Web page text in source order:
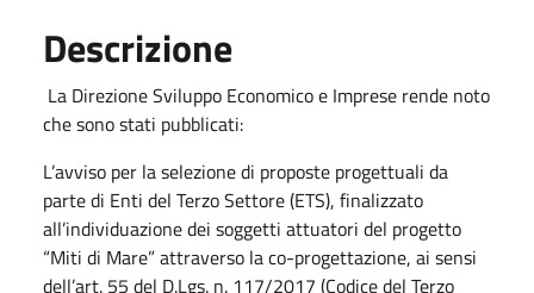
Descrizione
La Direzione Sviluppo Economico e Imprese rende noto
che sono stati pubblicati:
L’avviso per la selezione di proposte progettuali da
parte di Enti del Terzo Settore (ETS), finalizzato
all’individuazione dei soggetti attuatori del progetto
“Miti di Mare” attraverso la co-progettazione, ai sensi
dell’art. 55 del D.Lgs. n. 117/2017 (Codice del Terzo